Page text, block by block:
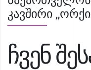
კავშირი
ჩვენ